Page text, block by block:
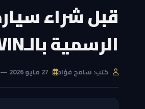
قبل شراء
الرسمية بالـVIN من موقع الحكومة في دقيقتين؟
كتب: سامح فؤاد